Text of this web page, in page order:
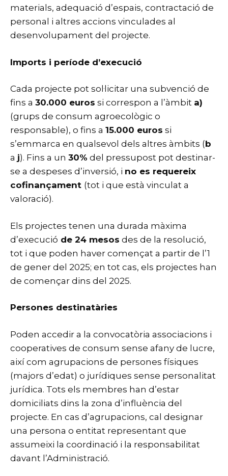
materials, adequació d’espais, contractació de
personal i altres accions vinculades al
desenvolupament del projecte.
Imports i període d’execució
Cada projecte pot sol·licitar una subvenció de
fins a 30.000 euros si correspon a l’àmbit a)
(grups de consum agroecològic o
responsable), o fins a 15.000 euros si
s’emmarca en qualsevol dels altres àmbits (b
a j). Fins a un 30% del pressupost pot destinar-
se a despeses d’inversió, i no es requereix
cofinançament (tot i que està vinculat a
valoració).
Els projectes tenen una durada màxima
d’execució de 24 mesos des de la resolució,
tot i que poden haver començat a partir de l’1
de gener del 2025; en tot cas, els projectes han
de començar dins del 2025.
Persones destinatàries
Poden accedir a la convocatòria associacions i
cooperatives de consum sense afany de lucre,
així com agrupacions de persones físiques
(majors d’edat) o jurídiques sense personalitat
jurídica. Tots els membres han d’estar
domiciliats dins la zona d’influència del
projecte. En cas d’agrupacions, cal designar
una persona o entitat representant que
assumeixi la coordinació i la responsabilitat
davant l’Administració.